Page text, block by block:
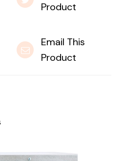
Product
Email This
Product